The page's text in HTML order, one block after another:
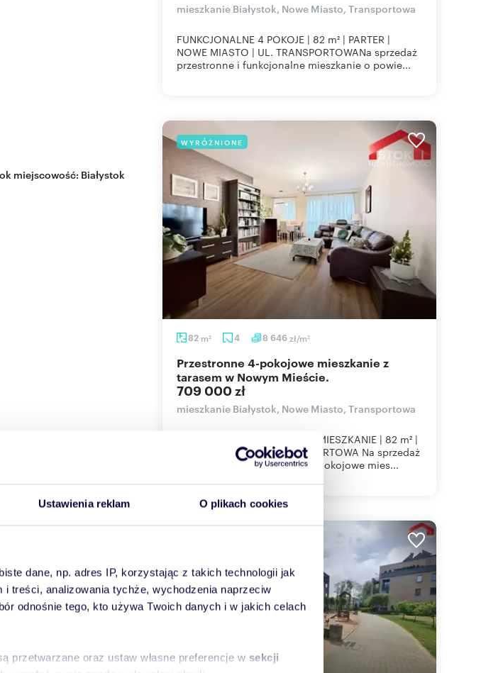
Ustawienia reklam O plikach cookies
dane, np. adres IP, korzystając z takich technologii jak
treści, analizowania tychże, wychodzenia naprzeciw
odnośnie tego, kto używa Twoich danych i w jakich celach
przetwarzane oraz ustaw własne preferencje w sekcji
miejscowość: Białystok
mieszkanie Białystok, Nowe Miasto, Transportowa
FUNKCJONALNE 4 POKOJE | 82 m² | PARTER |
NOWE MIASTO | UL. TRANSPORTOWANa sprzedaż
przestronne i funkcjonalne mieszkanie o powie...
WYRÓŻNIONE
82 m2 4 8 646zł/m2
Przestronne 4-pokojowe mieszkanie z
tarasem w Nowym Mieście.
709 000 zł
mieszkanie Białystok, Nowe Miasto, Transportowa
PRZESTRONNE 4 POKOJOWE MIESZKANIE | 82 m² |
NOWE MIASTO | UL. TRANSPORTOWA Na sprzedaż
komfortowe i funkcjonalne 4-pokojowe mies...